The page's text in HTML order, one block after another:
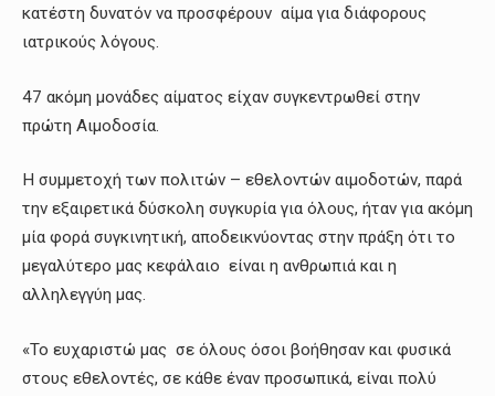
κατέστη δυνατόν να προσφέρουν αίμα για διάφορους
ιατρικούς λόγους.
47 ακόμη μονάδες αίματος είχαν συγκεντρωθεί στην
πρώτη Αιμοδοσία.
Η συμμετοχή των πολιτών – εθελοντών αιμοδοτών, παρά
την εξαιρετικά δύσκολη συγκυρία για όλους, ήταν για ακόμη
μία φορά συγκινητική, αποδεικνύοντας στην πράξη ότι το
μεγαλύτερο μας κεφάλαιο είναι η ανθρωπιά και η
αλληλεγγύη μας.
«Το ευχαριστώ μας σε όλους όσοι βοήθησαν και φυσικά
στους εθελοντές, σε κάθε έναν προσωπικά, είναι πολύ